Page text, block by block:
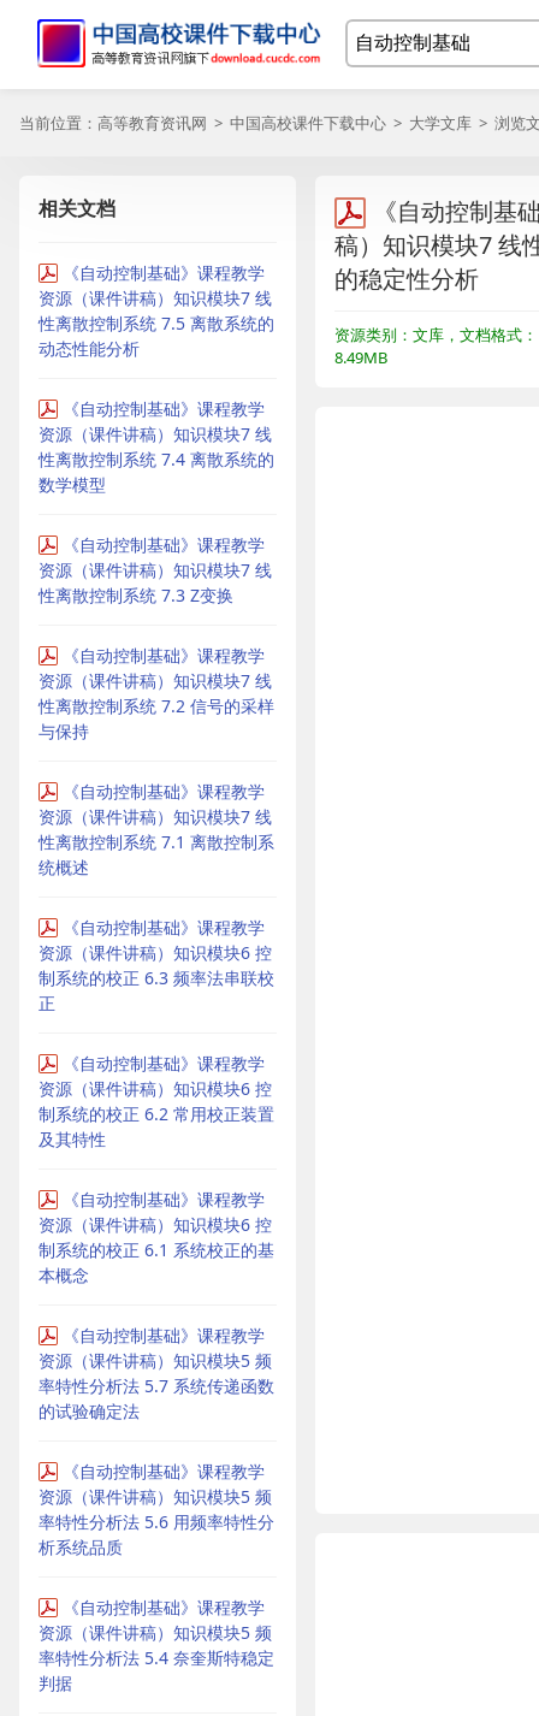
当前位置： 高等教育资讯网 > 中国高校课件下载中心 > 大学文库 > 浏览
相关文档
《自动控制基础》课程教学
资源（课件讲稿）知识模块7 线
性离散控制系统 7.5 离散系统的
动态性能分析
《自动控制基础》课程教学
资源（课件讲稿）知识模块7 线
性离散控制系统 7.4 离散系统的
数学模型
《自动控制基础》课程教学
资源（课件讲稿）知识模块7 线
性离散控制系统 7.3 Z变换
《自动控制基础》课程教学
资源（课件讲稿）知识模块7 线
性离散控制系统 7.2 信号的采样
与保持
《自动控制基础》课程教学
资源（课件讲稿）知识模块7 线
性离散控制系统 7.1 离散控制系
统概述
《自动控制基础》课程教学
资源（课件讲稿）知识模块6 控
制系统的校正 6.3 频率法串联校
正
《自动控制基础》课程教学
资源（课件讲稿）知识模块6 控
制系统的校正 6.2 常用校正装置
及其特性
《自动控制基础》课程教学
资源（课件讲稿）知识模块6 控
制系统的校正 6.1 系统校正的基
本概念
《自动控制基础》课程教学
资源（课件讲稿）知识模块5 频
率特性分析法 5.7 系统传递函数
的试验确定法
《自动控制基础》课程教学
资源（课件讲稿）知识模块5 频
率特性分析法 5.6 用频率特性分
析系统品质
《自动控制基础》课程教学
资源（课件讲稿）知识模块5 频
率特性分析法 5.4 奈奎斯特稳定
判据
《自动控制基
稿）知识模块7 线
的稳定性分析
资源类别：文库，文档格式
8.49MB